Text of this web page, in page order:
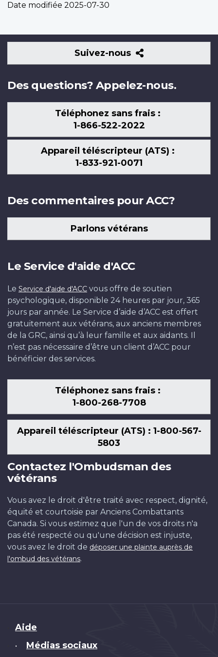
Date modifiée 2025-07-30
Suivez-nous
Suivez-
nous
Des questions? Appelez-nous.
Téléphonez sans frais :
1-866-522-2022
Appareil téléscripteur (ATS) :
1-833-921-0071
Des commentaires pour ACC?
Parlons vétérans
Le Service d'aide d'ACC
Le Service d'aide d'ACC vous offre de soutien
psychologique, disponible 24 heures par jour, 365
jours par année. Le Service d’aide d’ACC est offert
gratuitement aux vétérans, aux anciens membres
de la GRC, ainsi qu’à leur famille et aux aidants. Il
n’est pas nécessaire d’être un client d’ACC pour
bénéficier des services.
Téléphonez sans frais :
1-800-268-7708
Appareil téléscripteur (ATS) : 1-800-567-
5803
Contactez l'Ombudsman des
vétérans
Vous avez le droit d'être traité avec respect, dignité,
équité et courtoisie par Anciens Combattants
Canada. Si vous estimez que l'un de vos droits n'a
pas été respecté ou qu'une décision est injuste,
vous avez le droit de déposer une plainte auprès de
l'ombud des vétérans.
Brand
Aide
• Médias sociaux